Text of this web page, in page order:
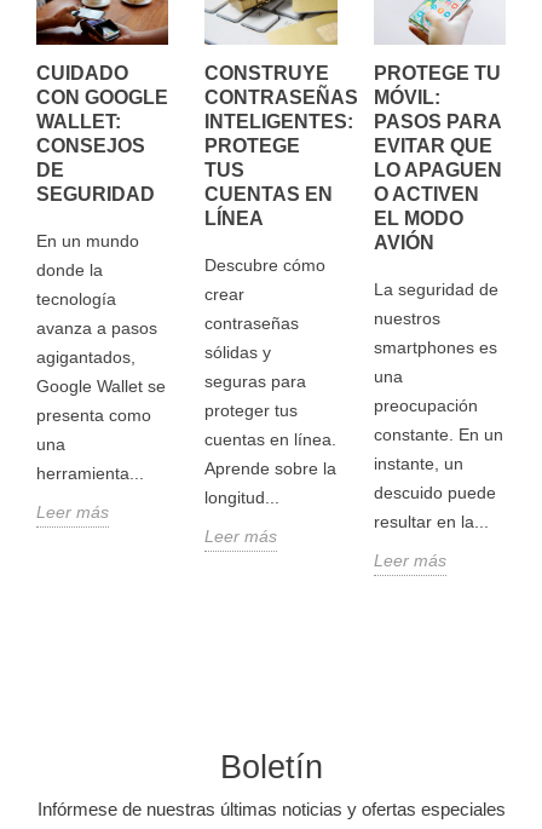
CUIDADO
CON GOOGLE
WALLET:
CONSEJOS
DE
SEGURIDAD
En un mundo
donde la
tecnología
avanza a pasos
agigantados,
Google Wallet se
presenta como
una
herramienta...
Leer más
CONSTRUYE
CONTRASEÑAS
INTELIGENTES:
PROTEGE
TUS
CUENTAS EN
LÍNEA
Descubre cómo
crear
contraseñas
sólidas y
seguras para
proteger tus
cuentas en línea.
Aprende sobre la
longitud...
Leer más
PROTEGE TU
MÓVIL:
PASOS PARA
EVITAR QUE
LO APAGUEN
O ACTIVEN
EL MODO
AVIÓN
La seguridad de
nuestros
smartphones es
una
preocupación
constante. En un
instante, un
descuido puede
resultar en la...
Leer más
Boletín
Infórmese de nuestras últimas noticias y ofertas especiales